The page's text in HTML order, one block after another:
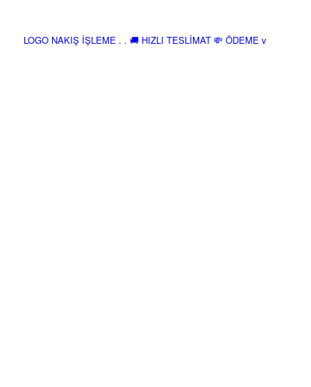
LOGO NAKIŞ İŞLEME . . 🚚 HIZLI TESLİMAT 💸 ÖDEME v